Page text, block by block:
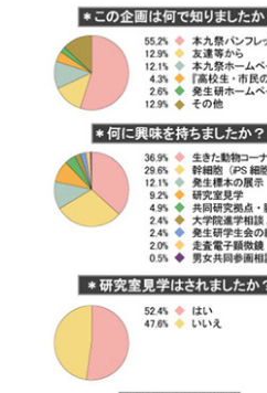
予 約
共通機器予約
カンファレンス・ルーム予約
大判プリンター予約